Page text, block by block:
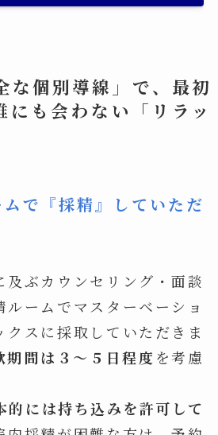
な個別導線」で、最初
にも会わない
「リラッ
で『採精』していただ
及ぶカウンセリング・面談
ルームでマスターベーショ
クスに採取していただきま
期間は３～５日程度 を考慮
的には持ち込みを許可して